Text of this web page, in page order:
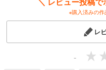
1,048円 (税込)
あらすじを表示する
フォトコン2025
※購入済みの
レ
-